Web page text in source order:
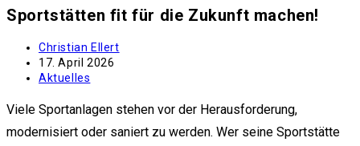
Sportstätten fit für die Zukunft machen!
Beitrags-
Autor:
Christian Ellert
Beitrag
veröffentlicht:
17. April 2026
Beitrags-
Aktuelles
Viele Sportanlagen stehen vor der Herausforderung,
modernisiert oder saniert zu werden. Wer seine Sportstätte